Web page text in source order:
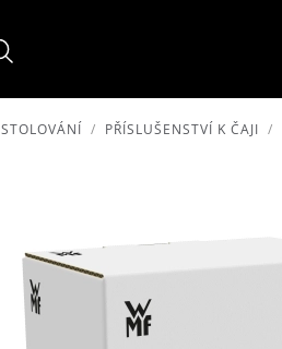
STOLOVÁNÍ PŘÍSLUŠENSTVÍ K ČAJI